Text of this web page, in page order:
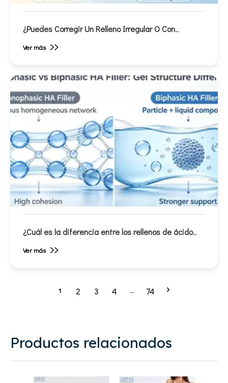
¿Puedes Corregir Un Relleno Irregular O Con
Protuberancias? Una Guía De La Clínica Para La
Ver más
¿Cuál es la diferencia entre los rellenos de ácido
hialurónico monofásicos y bifásicos?
Ver más
1 2 3 4 ... 74
Productos relacionados